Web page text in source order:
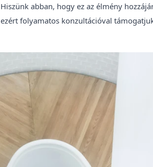
Hiszünk abban, hogy ez az élmény
ezért folyamatos konzultációval